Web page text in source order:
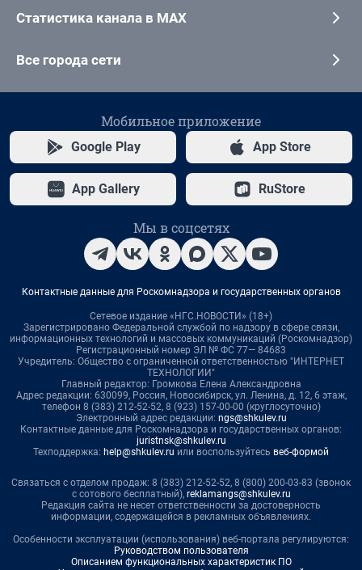
Статистика канала в MAX
Все города сети
Мобильное приложение
Google Play App Store
App Gallery RuStore
Мы в соцсетях
Контактные данные для Роскомнадзора и государственных органов
Сетевое издание «НГС.НОВОСТИ» (18+)
Зарегистрировано Федеральной службой по надзору в сфере связи,
информационных технологий и массовых коммуникаций (Роскомнадзор)
Регистрационный номер ЭЛ № ФС 77— 84683
Учредитель: Общество с ограниченной ответственностью "ИНТЕРНЕТ
ТЕХНОЛОГИИ"
Главный редактор: Громкова Елена Александровна
Адрес редакции: 630099, Россия, Новосибирск, ул. Ленина, д. 12, 6 этаж,
телефон 8 (383) 212-52-52, 8 (923) 157-00-00 (круглосуточно)
Электронный адрес редакции: ngs@shkulev.ru
Контактные данные для Роскомнадзора и государственных органов:
juristnsk@shkulev.ru
Техподдержка: help@shkulev.ru или воспользуйтесь веб-формой
Связаться с отделом продаж: 8 (383) 212-52-52, 8 (800) 200-03-83 (звонок
с сотового бесплатный), reklamangs@shkulev.ru
Редакция сайта не несет ответственности за достоверность
информации, содержащейся в рекламных объявлениях.
Особенности эксплуатации (использования) веб-портала регулируются:
Руководством пользователя
Описанием функциональных характеристик ПО